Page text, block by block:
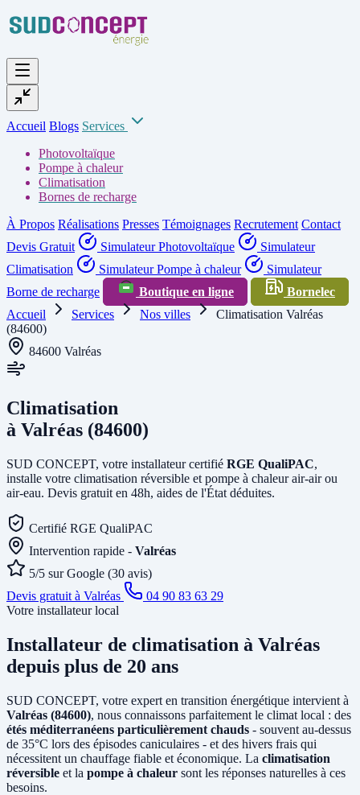
Accueil Blogs Services
Photovoltaïque
Pompe à chaleur
Climatisation
Bornes de recharge
À Propos Réalisations Presses Témoignages Recrutement Contact
Devis Gratuit
Simulateur Photovoltaïque
Simulateur
Climatisation
Simulateur Pompe à chaleur
Simulateur
Borne de recharge
Boutique en ligne
Bornelec
Accueil
Services Nos villes
Climatisation Valréas
(84600)
84600 Valréas
Climatisation
à Valréas (84600)
SUD CONCEPT, votre installateur certifié RGE QualiPAC,
installe votre climatisation réversible et pompe à chaleur air-air ou
air-eau. Devis gratuit en 48h, aides de l'État déduites.
Certifié RGE QualiPAC
Intervention rapide - Valréas
5/5 sur Google (30 avis)
Devis gratuit à Valréas
04 90 83 63 29
Votre installateur local
Installateur de climatisation à Valréas
depuis plus de 20 ans
SUD CONCEPT, votre expert en transition énergétique intervient à
Valréas (84600), nous connaissons parfaitement le climat local : des
étés méditerranéens particulièrement chauds - souvent au-dessus
de 35°C lors des épisodes caniculaires - et des hivers frais qui
nécessitent un chauffage fiable et économique. La climatisation
réversible et la pompe à chaleur sont les réponses naturelles à ces
besoins.